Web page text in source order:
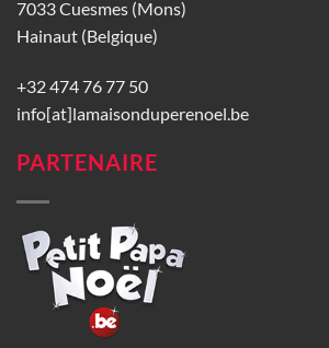
7033 Cuesmes (Mons)
Hainaut (Belgique)
+32 474 76 77 50
info[at]lamaisonduperenoel.be
PARTENAIRE